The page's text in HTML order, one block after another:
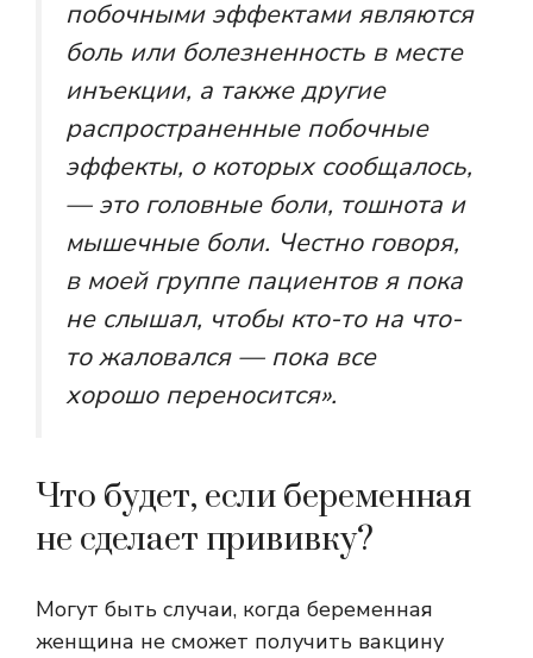
побочными эффектами являются
боль или болезненность в месте
инъекции, а также другие
распространенные побочные
эффекты, о которых сообщалось,
— это головные боли, тошнота и
мышечные боли. Честно говоря,
в моей группе пациентов я пока
не слышал, чтобы кто-то на что-
то жаловался — пока все
хорошо переносится».
Что будет, если беременная
не сделает прививку?
Могут быть случаи, когда беременная
женщина не сможет получить вакцину